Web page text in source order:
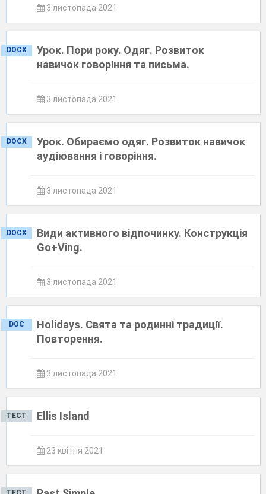
3 листопада 2021
DOCX
Урок. Пори року. Одяг. Розвиток
навичок говоріння та письма.
3 листопада 2021
DOCX
Урок. Обираємо одяг. Розвиток навичок
аудіювання і говоріння.
3 листопада 2021
DOCX
Види активного відпочинку. Конструкція
Go+Ving.
3 листопада 2021
DOC
Holidays. Свята та родинні традиції.
Повторення.
3 листопада 2021
ТЕСТ Ellis Island
23 квітня 2021